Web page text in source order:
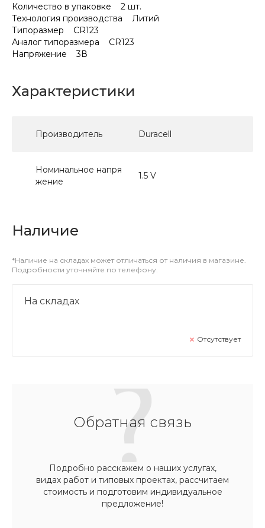
Количество в упаковке 2 шт.
Технология производства Литий
Типоразмер CR123
Аналог типоразмера CR123
Напряжение 3В
Характеристики
Производитель Duracell
Номинальное напря
жение
1.5 V
Наличие
*Наличие на складах может отличаться от наличия в магазине.
Подробности уточняйте по телефону.
На складах
Отсутствует
Обратная связь
Подробно расскажем о наших услугах,
видах работ и типовых проектах, рассчитаем
стоимость и подготовим индивидуальное
предложение!